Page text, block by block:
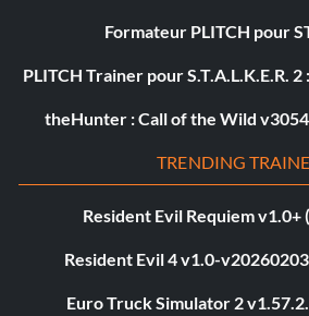
Formateur PLITCH pour
PLITCH Trainer pour S.T.A.L.K.E.R.
theHunter : Call of the Wild
TRENDING
Resident Evil Requiem v1.0+
Resident Evil 4 v1.0-
Euro Truck Simulator 2